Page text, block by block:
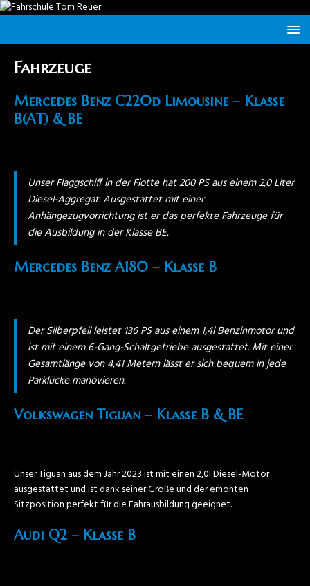
Fahrzeuge
Mercedes Benz C220d Limousine – Klasse
B(AT) & BE
Unser Flaggschiff in der Flotte hat 200 PS aus einem 2,0 Liter
Diesel-Aggregat. Ausgestattet mit einer
Anhängezugvorrichtung ist er das perfekte Fahrzeuge für
die Ausbildung in der Klasse BE.
Mercedes Benz A180 – Klasse B
Der Silberpfeil leistet 136 PS aus einem 1,4l Benzinmotor und
ist mit einem 6-Gang-Schaltgetriebe ausgestattet. Mit einer
Gesamtlänge von 4,41 Metern lässt er sich bequem in jede
Parklücke manövieren.
Volkswagen Tiguan – Klasse B & BE
Unser Tiguan aus dem Jahr 2023 ist mit einen 2,0l Diesel-Motor
ausgestattet und ist dank seiner Größe und der erhöhten
Sitzposition perfekt für die Fahrausbildung geeignet.
Audi Q2 – Klasse B